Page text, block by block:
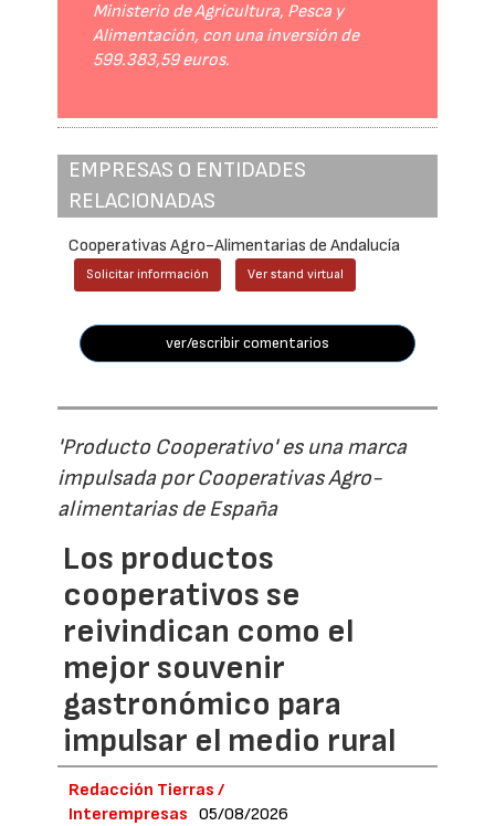
Ministerio de Agricultura, Pesca y
Alimentación, con una inversión de
599.383,59 euros.
EMPRESAS O ENTIDADES
RELACIONADAS
Cooperativas Agro-Alimentarias de Andalucía
Solicitar información Ver stand virtual
ver/escribir comentarios
'Producto Cooperativo' es una marca
impulsada por Cooperativas Agro-
alimentarias de España
Los productos
cooperativos se
reivindican como el
mejor souvenir
gastronómico para
impulsar el medio rural
Redacción Tierras /
Interempresas
05/08/2026